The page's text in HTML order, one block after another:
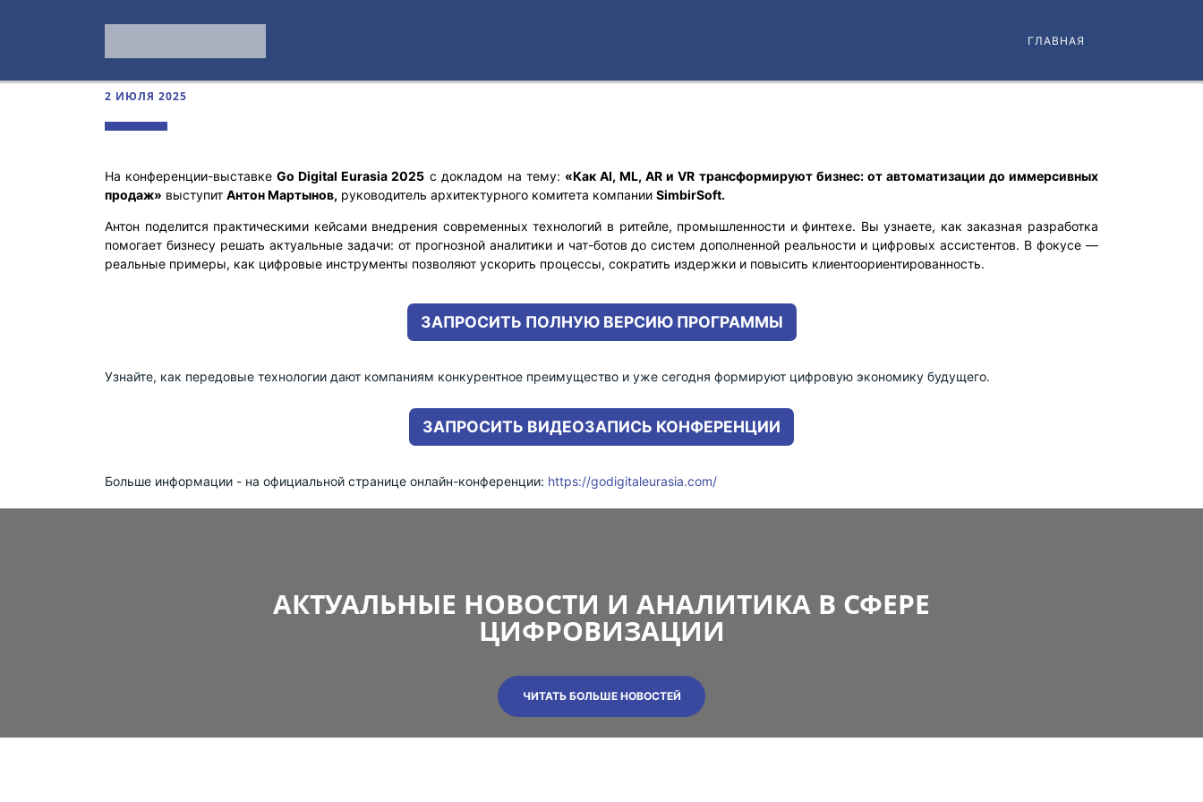
ГЛАВНАЯ
2 ИЮЛЯ 2025
На конференции-выставкеGo Digital Eurasia 2025 с докладом на тему: «Как AI, ML, AR и VR трансформируют бизнес: от автоматизации до иммерсивных
продаж» выступит Антон Мартынов, руководитель архитектурного комитета компании SimbirSoft.
Антон поделится практическими кейсами внедрения современных технологий в ритейле, промышленности и финтехе. Вы узнаете, как заказная разработка
помогает бизнесу решать актуальные задачи: от прогнозной аналитики и чат-ботов до систем дополненной реальности и цифровых ассистентов. В фокусе —
реальные примеры, как цифровые инструменты позволяют ускорить процессы, сократить издержки и повысить клиентоориентированность.
ЗАПРОСИТЬ ПОЛНУЮ ВЕРСИЮ ПРОГРАММЫ
Узнайте, как передовые технологии дают компаниям конкурентное преимущество и уже сегодня формируют цифровую экономику будущего.
ЗАПРОСИТЬ ВИДЕОЗАПИСЬ КОНФЕРЕНЦИИ
Больше информации - на официальной странице онлайн-конференции: https://godigitaleurasia.com/
АКТУАЛЬНЫЕ НОВОСТИ И АНАЛИТИКА В СФЕРЕ
ЦИФРОВИЗАЦИИ
ЧИТАТЬ БОЛЬШЕ НОВОСТЕЙ